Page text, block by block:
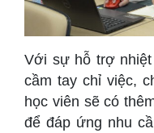
Với sự hỗ trợ
cầm tay chỉ việc,
học viên sẽ có
để đáp ứng nhu